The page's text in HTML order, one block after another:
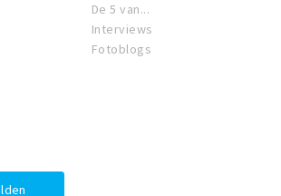
De 5 van...
Interviews
Fotoblogs